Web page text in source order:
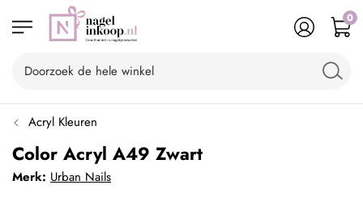
0
Acryl Kleuren
Color Acryl A49 Zwart
Merk: Urban Nails